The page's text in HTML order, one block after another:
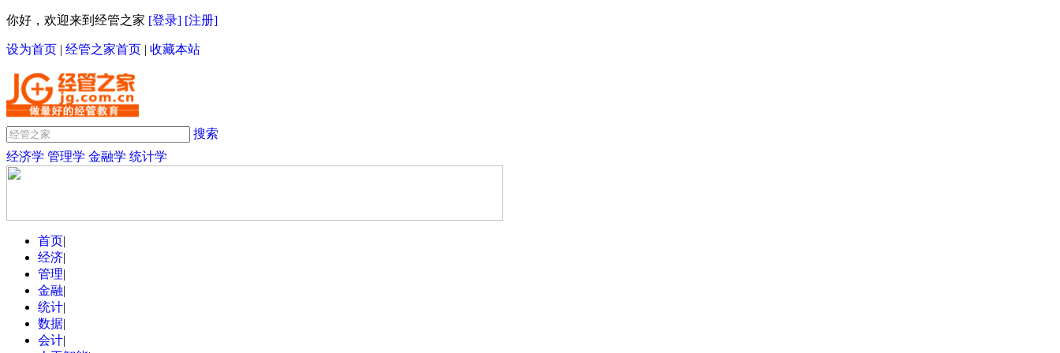
你好，欢迎来到经管之家 [登录] [注册]
设为首页 | 经管之家首页 | 收藏本站
搜索
经济学 管理学 金融学 统计学
首页|
经济|
管理|
金融|
统计|
数据|
会计|